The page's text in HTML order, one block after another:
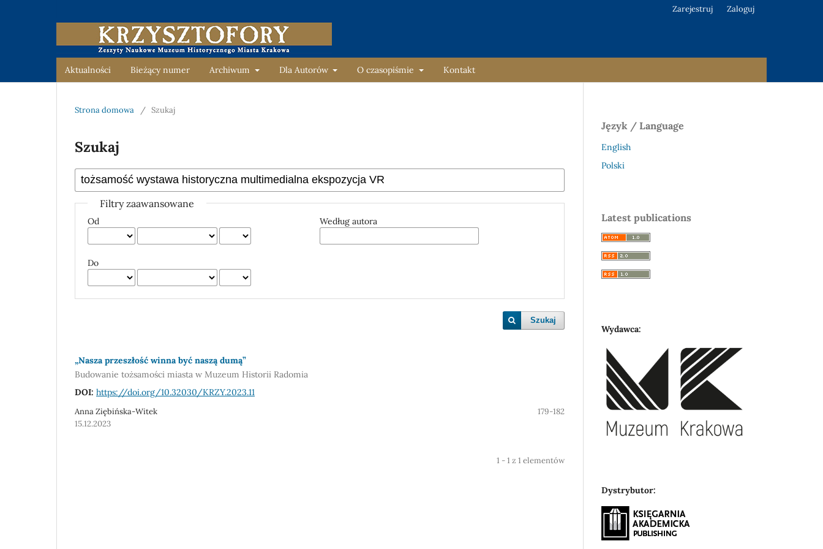
Aktualności Bieżący numer Archiwum Dla Autorów O czasopiśmie Kontakt
Zarejestruj Zaloguj
Strona domowa / Szukaj
Szukaj
Filtry zaawansowane
Od
Do
Według autora
Szukaj
„Nasza przeszłość winna być naszą dumą”
Budowanie tożsamości miasta w Muzeum Historii Radomia
DOI: https://doi.org/10.32030/KRZY.2023.11
Anna Ziębińska-Witek
179-182
15.12.2023
1 - 1 z 1 elementów
Język / Language
English
Polski
Latest publications
Wydawca:
Dystrybutor: